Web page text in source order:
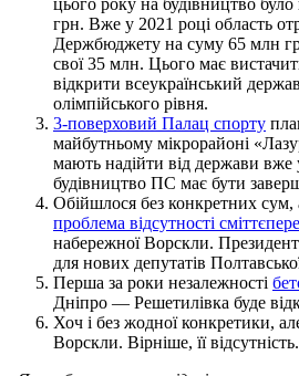
цього року на будівництво
грн. Вже у 2021 році область
Держбюджету на суму 65 млн
свої 35 млн. Цього має
відкрити всеукраїнський
олімпійського рівня.
3-поверховий Палац спорту
майбутньому мікрорайоні
мають надійти від держави вже
будівництво ПС має бути
Обійшлося без конкретних сум,
проблема відсутності
набережної Ворскли.
для нових депутатів
Перша за роки незалежності
Дніпро — Решетилівка буде
Хоч і без жодної конкретики,
Ворскли. Вірніше, її відсутність.